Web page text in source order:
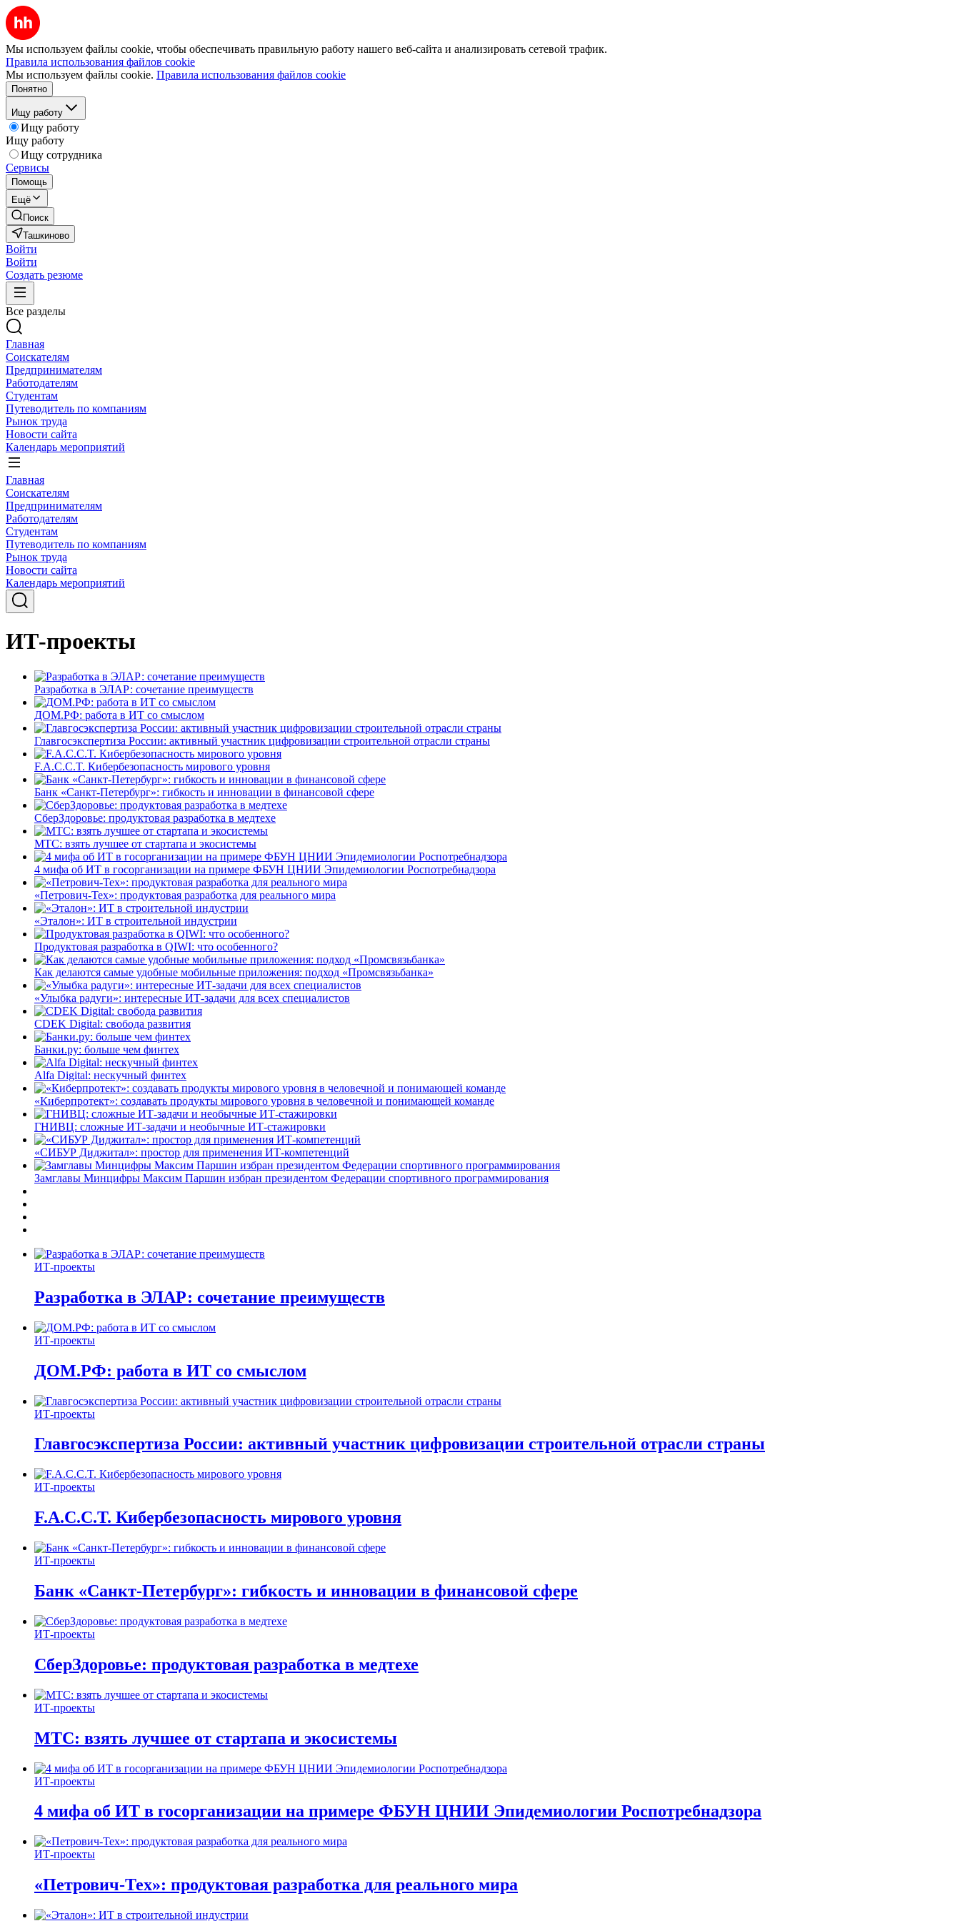
Мы используем файлы cookie, чтобы обеспечивать правильную работу нашего веб-сайта и анализировать сетевой трафик.
Правила использования файлов cookie
Мы используем файлы cookie. Правила использования файлов cookie
Понятно
Ищу работу
Ищу работу
Ищу работу
Ищу сотрудника
Сервисы
Помощь
Ещё
Поиск
Ташкиново
Войти
Войти
Создать резюме
Все разделы
Главная
Соискателям
Предпринимателям
Работодателям
Студентам
Путеводитель по компаниям
Рынок труда
Новости сайта
Календарь мероприятий
Главная
Соискателям
Предпринимателям
Работодателям
Студентам
Путеводитель по компаниям
Рынок труда
Новости сайта
Календарь мероприятий
ИТ-проекты
Разработка в ЭЛАР: сочетание преимуществ
ДОМ.РФ: работа в ИТ со смыслом
Главгосэкспертиза России: активный участник цифровизации строительной отрасли страны
F.A.C.C.T. Кибербезопасность мирового уровня
Банк «Санкт-Петербург»: гибкость и инновации в финансовой сфере
СберЗдоровье: продуктовая разработка в медтехе
МТС: взять лучшее от стартапа и экосистемы
4 мифа об ИТ в госорганизации на примере ФБУН ЦНИИ Эпидемиологии Роспотребнадзора
«Петрович-Тех»: продуктовая разработка для реального мира
«Эталон»: ИТ в строительной индустрии
Продуктовая разработка в QIWI: что особенного?
Как делаются самые удобные мобильные приложения: подход «Промсвязьбанка»
«Улыбка радуги»: интересные ИТ-задачи для всех специалистов
CDEK Digital: свобода развития
Банки.ру: больше чем финтех
Alfa Digital: нескучный финтех
«Киберпротект»: создавать продукты мирового уровня в человечной и понимающей команде
ГНИВЦ: сложные ИТ‑задачи и необычные ИТ‑стажировки
«СИБУР Диджитал»: простор для применения ИТ-компетенций
Замглавы Минцифры Максим Паршин избран президентом Федерации спортивного программирования
ИТ-проекты
Разработка в ЭЛАР: сочетание преимуществ
ИТ-проекты
ДОМ.РФ: работа в ИТ со смыслом
ИТ-проекты
Главгосэкспертиза России: активный участник цифровизации строительной отрасли страны
ИТ-проекты
F.A.C.C.T. Кибербезопасность мирового уровня
ИТ-проекты
Банк «Санкт-Петербург»: гибкость и инновации в финансовой сфере
ИТ-проекты
СберЗдоровье: продуктовая разработка в медтехе
ИТ-проекты
МТС: взять лучшее от стартапа и экосистемы
ИТ-проекты
4 мифа об ИТ в госорганизации на примере ФБУН ЦНИИ Эпидемиологии Роспотребнадзора
ИТ-проекты
«Петрович-Тех»: продуктовая разработка для реального мира